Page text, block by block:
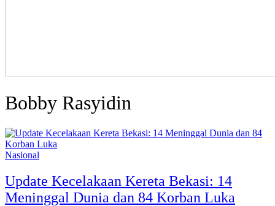
Bobby Rasyidin
Nasional
Update Kecelakaan Kereta Bekasi: 14
Meninggal Dunia dan 84 Korban Luka